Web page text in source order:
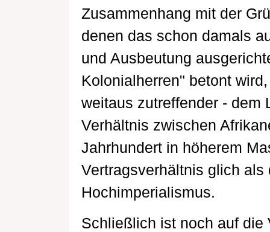
Zusammenhang mit der
denen das schon damals
und Ausbeutung
Kolonialherren" betont
weitaus zutreffender - dem
Verhältnis zwischen
Jahrhundert in höherem
Vertragsverhältnis glich
Hochimperialismus.
Schließlich ist noch auf die